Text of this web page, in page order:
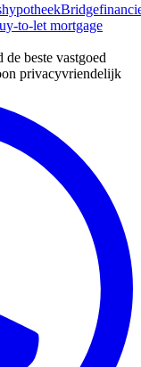
to-let mortgage
beste vastgoed
privacyvriendelijk